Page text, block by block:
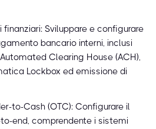
finanziari: Sviluppare e configurare
bancario interni, inclusi
Clearing House (ACH),
Lockbox ed emissione di
to-Cash (OTC): Configurare il
end, comprendente i sistemi